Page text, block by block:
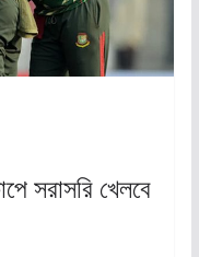
সরাসরি খেলবে